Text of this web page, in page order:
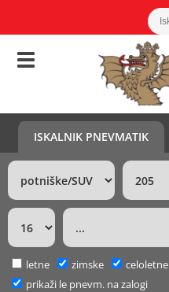
ISKALNIK PNEVMATIK
letne zimske
celoletne
prikaži le pnevm. na zalogi